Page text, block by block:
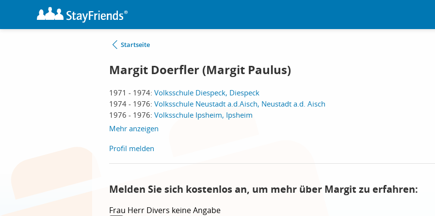
Startseite
Margit Doerfler (Margit Paulus)
1971 - 1974: Volksschule Diespeck, Diespeck
1974 - 1976: Volksschule Neustadt a.d.Aisch, Neustadt a.d. Aisch
1976 - 1976: Volksschule Ipsheim, Ipsheim
Mehr anzeigen
Profil melden
Melden Sie sich kostenlos an, um mehr über Margit zu erfahren:
Frau Herr Divers keine Angabe